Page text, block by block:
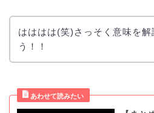
はははは(笑)さっそく意味を解
う！！